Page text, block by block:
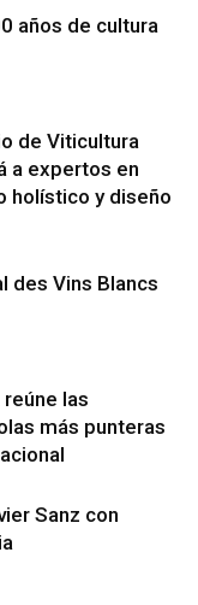
años de cultura
de Viticultura
a expertos en
holístico y diseño
des Vins Blancs
las
más punteras
Sanz con